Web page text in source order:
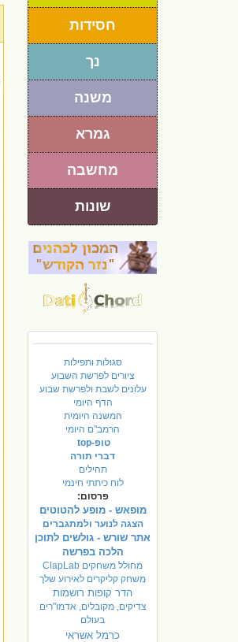
חסידות
נך
משנה
גמרא
מחשבה
שונות
סגולות ותפילות
ציורים לפרשת השבוע
עלונים לשבת ולפרשת שבוע
הדף היומי
המשנה היומית
הרמב"ם היומי
טופ-top
דברי תורה
תהילים
לוח כיתתי חינמי
פרסום:
מופאש - מופע להטוטים
הצגה לנוער ולמתגברים
אתר שורש - גולשים לתוכן
הלכה בפרשה
מחולל משחקים ClapLab
משחק קליקרים לאירוע שלך
הדר קופות רושמות
צדיקים, מקובלים, אדמו"רים
בעולם
כרמל אשראי